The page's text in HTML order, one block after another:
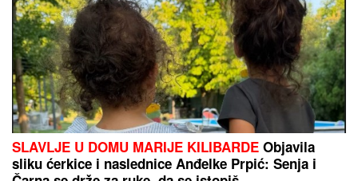
SLAVLJE U DOMU MARIJE KILIBARDE Objavila
sliku ćerkice i naslednice Anđelke Prpić: Senja i